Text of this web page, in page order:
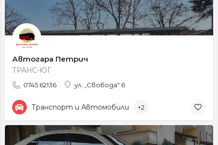
Автогара Петрич
ТРАНС-ЮГ
0745 62136 ул. „Свобода" 6
Транспорт и Автомобили +2